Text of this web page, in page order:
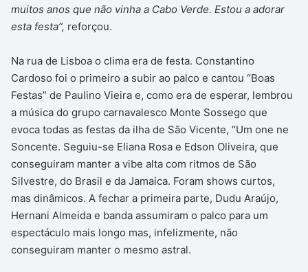
muitos anos que não vinha a Cabo Verde. Estou a adorar
esta festa”, reforçou.
Na rua de Lisboa o clima era de festa. Constantino
Cardoso foi o primeiro a subir ao palco e cantou “Boas
Festas” de Paulino Vieira e, como era de esperar, lembrou
a música do grupo carnavalesco Monte Sossego que
evoca todas as festas da ilha de São Vicente, “Um one ne
Soncente. Seguiu-se Eliana Rosa e Edson Oliveira, que
conseguiram manter a vibe alta com ritmos de São
Silvestre, do Brasil e da Jamaica. Foram shows curtos,
mas dinâmicos. A fechar a primeira parte, Dudu Araújo,
Hernani Almeida e banda assumiram o palco para um
espectáculo mais longo mas, infelizmente, não
conseguiram manter o mesmo astral.